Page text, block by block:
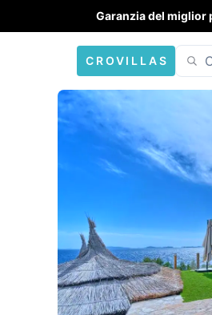
Garanzia del miglior
CROVILLAS